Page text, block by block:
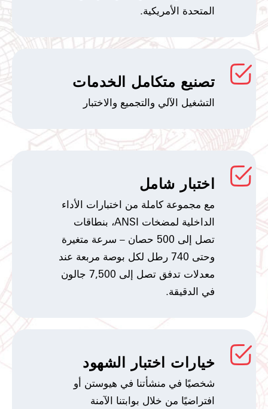
المتحدة الأمريكية.
تصنيع متكامل الخدمات
التشغيل الآلي والتجميع والاختبار
اختبار شامل
مع مجموعة كاملة من اختبارات الأداء
الداخلية لمضخات ANSI، بنطاقات
تصل إلى 500 حصان – سرعة متغيرة
وحتى 740 رطل لكل بوصة مربعة عند
معدلات تدفق تصل إلى 7,500 جالون
في الدقيقة.
خيارات اختبار الشهود
شخصيًا في منشأتنا في هيوستن أو
افتراضيًا من خلال بوابتنا الآمنة